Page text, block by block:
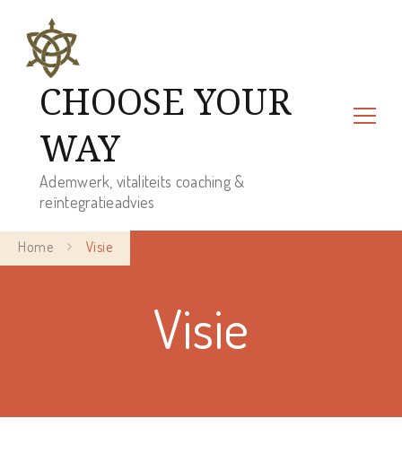
CHOOSE YOUR
WAY
Ademwerk, vitaliteits coaching &
reïntegratieadvies
Home Visie
Visie